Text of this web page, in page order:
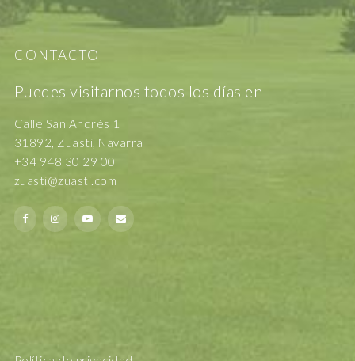
CONTACTO
Puedes visitarnos todos los días en
Calle San Andrés 1
31892, Zuasti, Navarra
+34 948 30 29 00
zuasti@zuasti.com